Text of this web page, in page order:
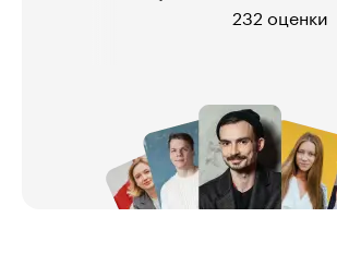
4 967 оценок